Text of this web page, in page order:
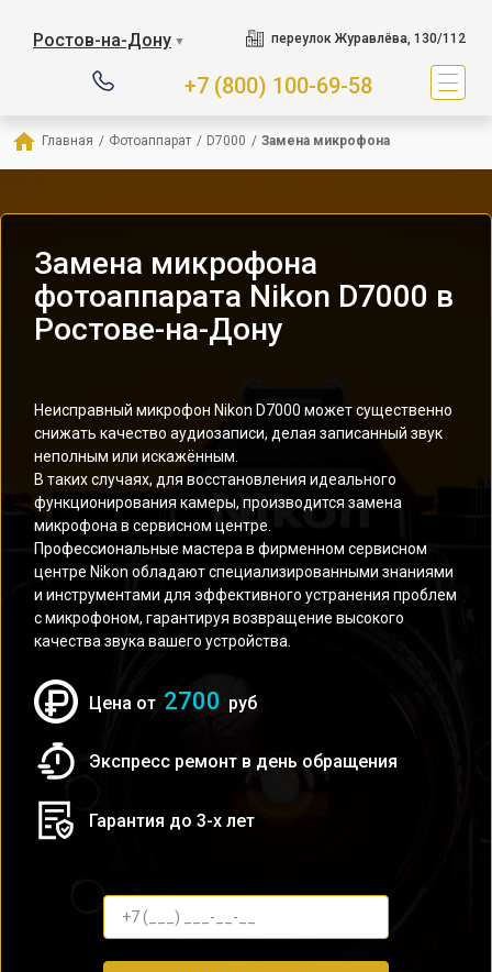
Ростов-на-Дону ▼ переулок Журавлёва, 130/112
+7 (800) 100-69-58
Главная / Фотоаппарат / D7000 / Замена микрофона
Замена микрофона
фотоаппарата Nikon D7000 в
Ростове-на-Дону
Неисправный микрофон Nikon D7000 может существенно
снижать качество аудиозаписи, делая записанный звук
неполным или искажённым.
В таких случаях, для восстановления идеального
функционирования камеры, производится замена
микрофона в сервисном центре.
Профессиональные мастера в фирменном сервисном
центре Nikon обладают специализированными знаниями
и инструментами для эффективного устранения проблем
с микрофоном, гарантируя возвращение высокого
качества звука вашего устройства.
Цена от 2700 руб
Экспресс ремонт в день обращения
Гарантия до 3-х лет